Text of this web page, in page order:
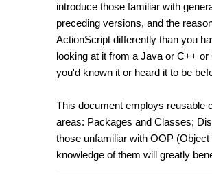
introduce those familiar with
preceding versions, and the
ActionScript differently than you
looking at it from a Java or C++
you'd known it or heard it to be
This document employs reusable
areas: Packages and Classes;
those unfamiliar with OOP
knowledge of them will greatly